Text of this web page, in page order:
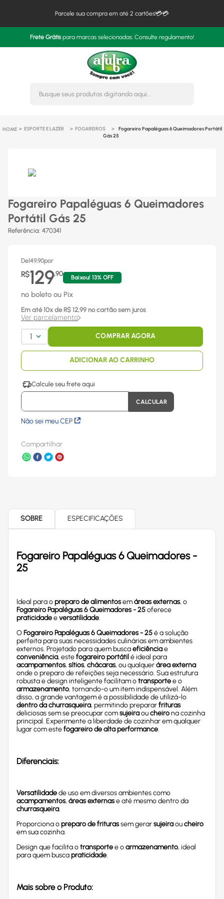
Parcele sua compra em até 2 cartões!💳💳
Frete Grátispara marcas selecionadas. Consulte regulamento!
Busque seus produtos
ESPORTE E LAZER FOGAREIROS
Fogareiro Papaléguas 6 Queimadores Portátil
Gás 25
Fogareiro Papaléguas 6 Queimadores
Portátil Gás 25
Referência: 470341
De149,90por
R$129,90
Baixou! 13% OFF
no boleto ou Pix
Em até 10x de R$ 12,99 no cartão sem juros
Ver parcelamento
1 COMPRAR AGORA
ADICIONAR AO CARRINHO
Não sei meu CEP
Compartilhar
SOBRE ESPECIFICAÇÕES
Fogareiro Papaléguas 6 Queimadores -
25
Ideal para opreparo de alimentosemáreas externas, o
Fogareiro Papaléguas 6 Queimadores - 25oferece
praticidadeeversatilidade.
OFogareiro Papaléguas 6 Queimadores - 25é a solução
perfeita para suas necessidades culinárias em ambientes
externos. Projetado para quem buscaeficiênciae
conveniência, estefogareiro portátil é ideal para
acampamentos, sítios, chácaras, ou qualquerárea externa
onde o preparo de refeições seja necessário. Sua estrutura
robusta e design inteligente facilitam otransportee o
armazenamento, tornando-o um item indispensável. Além
disso, a grande vantagem é a possibilidade de utilizá-lo
dentro da churrasqueira, permitindo prepararfrituras
deliciosas sem se preocupar comsujeiraoucheirona cozinha
principal. Experimente a liberdade de cozinhar em qualquer
lugar com estefogareiro de alta performance.
Diferenciais:
Versatilidadede uso em diversos ambientes como
acampamentos, áreas externase até mesmo dentro da
churrasqueira.
Proporciona opreparo de friturassem gerarsujeiraoucheiro
em sua cozinha.
Design que facilita otransportee oarmazenamento, ideal
para quem buscapraticidade.
Mais sobre o Produto: